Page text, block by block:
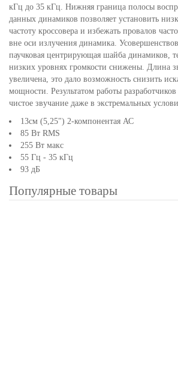
кГц до 35 кГц. Нижняя граница полосы
данных динамиков позволяет установить
частоту кроссовера и избежать провалов
вне оси излучения динамика.
паучковая центрирующая шайба динамиков,
низких уровнях громкости снижены. Длина
увеличена, это дало возможность снизить
мощности. Результатом работы
чистое звучание даже в экстремальных
13см (5,25") 2-компонентая АС
85 Вт RMS
255 Вт макс
55 Гц - 35 кГц
93 дБ
Популярные товары